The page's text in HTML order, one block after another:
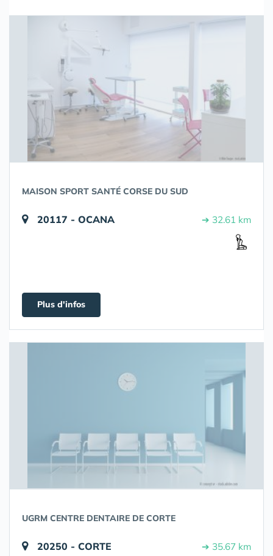
MAISON SPORT SANTÉ CORSE DU SUD
20117 - OCANA ➔ 32.61 km
Plus d'infos
UGRM CENTRE DENTAIRE DE CORTE
20250 - CORTE ➔ 35.67 km